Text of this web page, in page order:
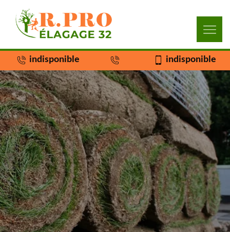
indisponible indisponible